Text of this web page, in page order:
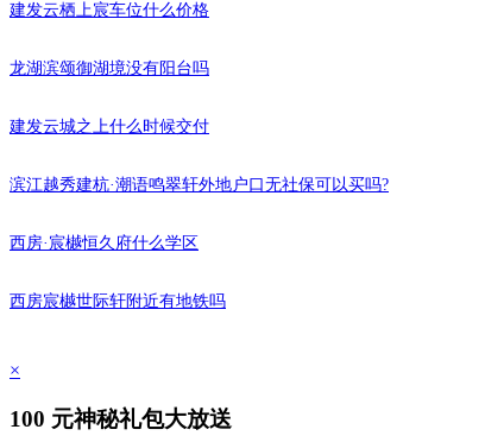
建发云栖上宸车位什么价格
龙湖滨颂御湖境没有阳台吗
建发云城之上什么时候交付
滨江越秀建杭·潮语鸣翠轩外地户口无社保可以买吗?
西房·宸樾恒久府什么学区
西房宸樾世际轩附近有地铁吗
×
100 元神秘礼包大放送